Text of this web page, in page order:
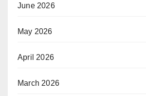
June 2026
May 2026
April 2026
March 2026